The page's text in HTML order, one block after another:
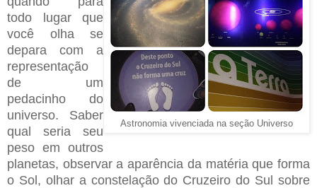
Astronomia vivenciada na seção Universo
todo lugar que
você olha se
depara com a
representação
de um
pedacinho do
universo. Saber
qual seria seu
peso em outros
planetas, observar a aparência da matéria que forma
o Sol, olhar a constelação do Cruzeiro do Sul sobre